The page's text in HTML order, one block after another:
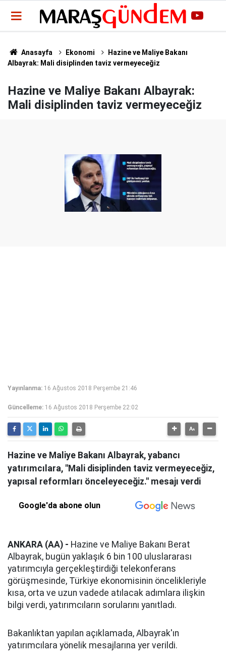
Anasayfa Ekonomi
Hazine ve Maliye Bakanı
Albayrak: Mali disiplinden taviz vermeyeceğiz
Hazine ve Maliye Bakanı Albayrak:
Mali disiplinden taviz vermeyeceğiz
Yayınlanma: 16 Ağustos 2018 Perşembe 21:46
Güncelleme: 16 Ağustos 2018 Perşembe 22:02
Hazine ve Maliye Bakanı Albayrak, yabancı
yatırımcılara, "Mali disiplinden taviz vermeyeceğiz,
yapısal reformları önceleyeceğiz." mesajı verdi
Google'da abone olun
ANKARA (AA) - Hazine ve Maliye Bakanı Berat
Albayrak, bugün yaklaşık 6 bin 100 uluslararası
yatırımcıyla gerçekleştirdiği telekonferans
görüşmesinde, Türkiye ekonomisinin öncelikleriyle
kısa, orta ve uzun vadede atılacak adımlara ilişkin
bilgi verdi, yatırımcıların sorularını yanıtladı.
Bakanlıktan yapılan açıklamada, Albayrak'ın
yatırımcılara yönelik mesajlarına yer verildi.